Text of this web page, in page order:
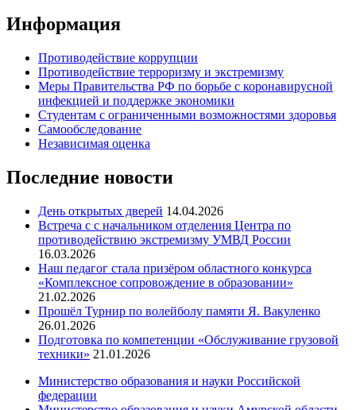
Информация
Противодействие коррупции
Противодействие терроризму и экстремизму
Меры Правительства РФ по борьбе с коронавирусной
инфекцией и поддержке экономики
Студентам с ограниченными возможностями здоровья
Самообследование
Независимая оценка
Последние новости
День открытых дверей 14.04.2026
Встреча с с начальником отделения Центра по
противодействию экстремизму УМВД России
16.03.2026
Наш педагог стала призёром областного конкурса
«Комплексное сопровождение в образовании»
21.02.2026
Прошёл Турнир по волейболу памяти Я. Вакуленко
26.01.2026
Подготовка по компетенции «Обслуживание грузовой
техники» 21.01.2026
Министерство образования и науки Российской
федерации